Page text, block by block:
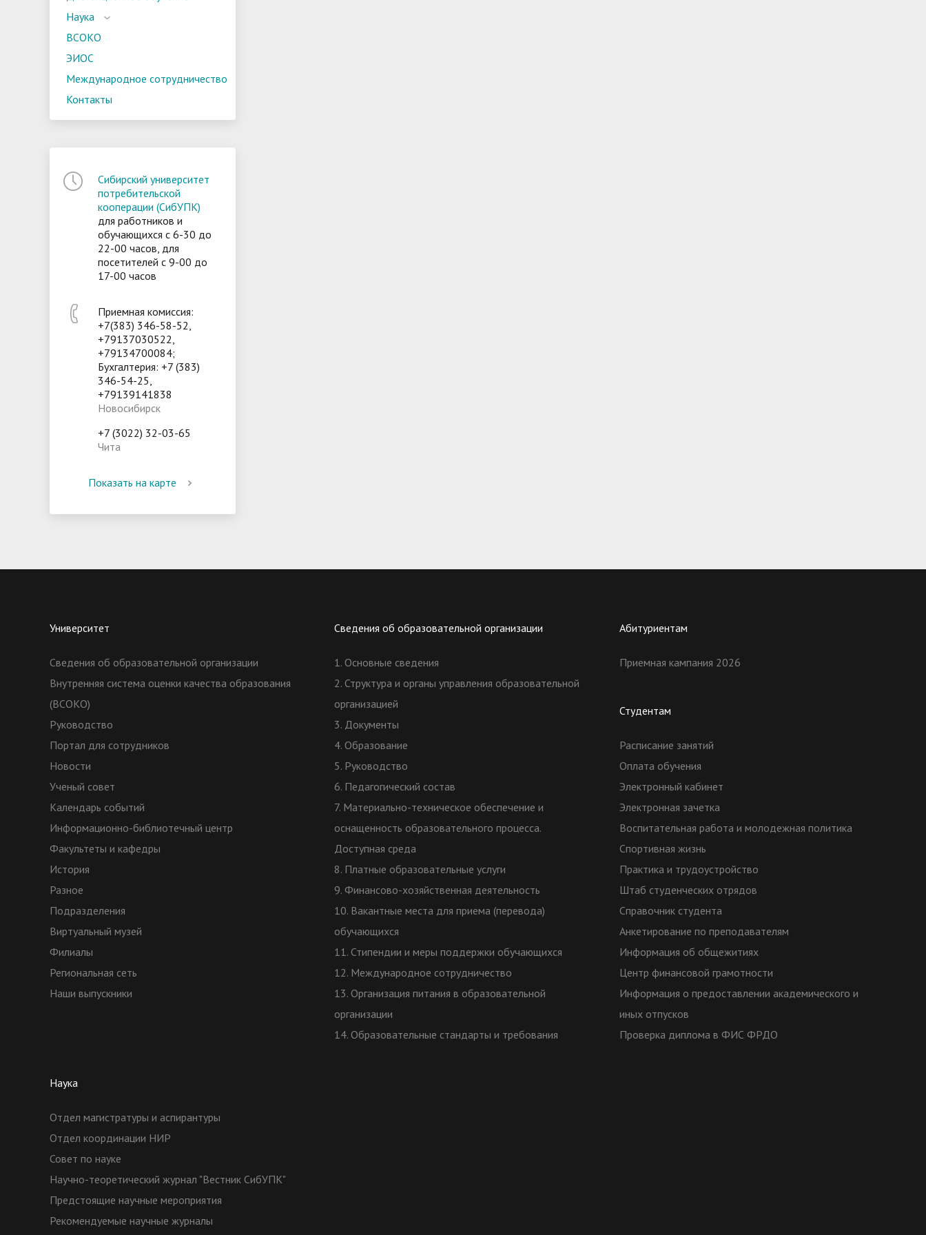
Наука
ВСОКО
ЭИОС
Международное сотрудничество
Контакты
Сибирский университет
потребительской
кооперации (СибУПК)
для работников и
обучающихся с 6-30 до
22-00 часов, для
посетителей с 9-00 до
17-00 часов
Приемная комиссия:
+7(383) 346-58-52,
+79137030522,
+79134700084;
Бухгалтерия: +7 (383)
346-54-25,
+79139141838
Новосибирск
+7 (3022) 32-03-65
Чита
Показать на карте
Университет
Сведения об образовательной организации
Внутренняя система оценки качества образования
(ВСОКО)
Руководство
Портал для сотрудников
Новости
Ученый совет
Календарь событий
Информационно-библиотечный центр
Факультеты и кафедры
История
Разное
Подразделения
Виртуальный музей
Филиалы
Региональная сеть
Наши выпускники
Сведения об образовательной организации
1. Основные сведения
2. Структура и органы управления образовательной
организацией
3. Документы
4. Образование
5. Руководство
6. Педагогический состав
7. Материально-техническое обеспечение и
оснащенность образовательного процесса.
Доступная среда
8. Платные образовательные услуги
9. Финансово-хозяйственная деятельность
10. Вакантные места для приема (перевода)
обучающихся
11. Стипендии и меры поддержки обучающихся
12. Международное сотрудничество
13. Организация питания в образовательной
организации
14. Образовательные стандарты и требования
Абитуриентам
Приемная кампания 2026
Студентам
Расписание занятий
Оплата обучения
Электронный кабинет
Электронная зачетка
Воспитательная работа и молодежная политика
Спортивная жизнь
Практика и трудоустройство
Штаб студенческих отрядов
Справочник студента
Анкетирование по преподавателям
Информация об общежитиях
Центр финансовой грамотности
Информация о предоставлении академического и
иных отпусков
Проверка диплома в ФИС ФРДО
Наука
Отдел магистратуры и аспирантуры
Отдел координации НИР
Совет по науке
Научно-теоретический журнал "Вестник СибУПК"
Предстоящие научные мероприятия
Рекомендуемые научные журналы